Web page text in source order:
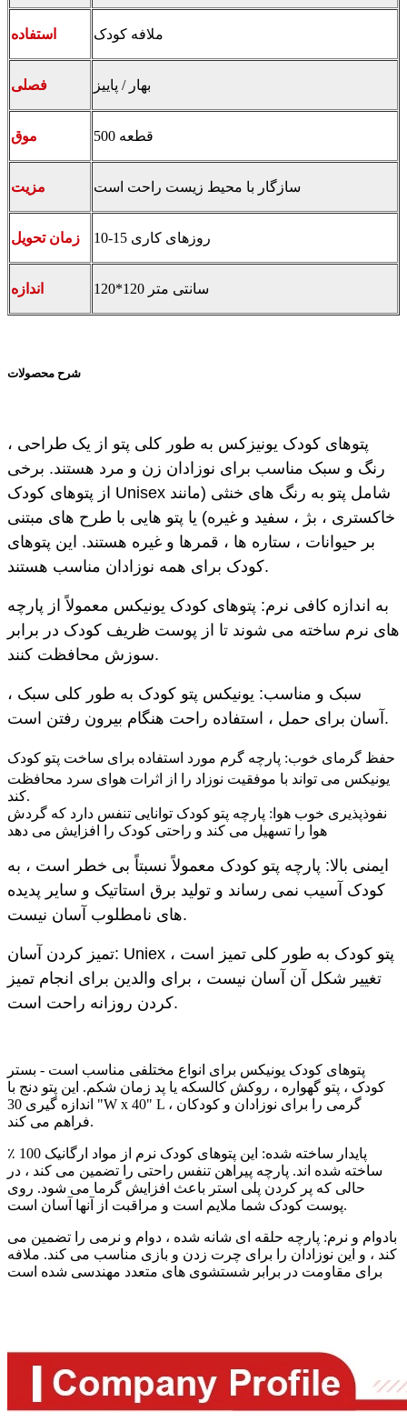
استفاده ملافه کودک
فصلی بهار / پاییز
موق 500 قطعه
مزیت سازگار با محیط زیست راحت است
زمان تحویل 10-15 روزهای کاری
اندازه 120*120 سانتی متر
شرح محصولات
پتوهای کودک یونیزکس به طور کلی پتو از یک طراحی ،
رنگ و سبک مناسب برای نوزادان زن و مرد هستند. برخی
از پتوهای کودک Unisex شامل پتو به رنگ های خنثی (مانند
خاکستری ، بژ ، سفید و غیره) یا پتو هایی با طرح های مبتنی
بر حیوانات ، ستاره ها ، قمرها و غیره هستند. این پتوهای
کودک برای همه نوزادان مناسب هستند.
به اندازه کافی نرم: پتوهای کودک یونیکس معمولاً از پارچه
های نرم ساخته می شوند تا از پوست ظریف کودک در برابر
سوزش محافظت کنند.
سبک و مناسب: یونیکس پتو کودک به طور کلی سبک ،
آسان برای حمل ، استفاده راحت هنگام بیرون رفتن است.
حفظ گرمای خوب: پارچه گرم مورد استفاده برای ساخت پتو کودک
یونیکس می تواند با موفقیت نوزاد را از اثرات هوای سرد محافظت
کند.
نفوذپذیری خوب هوا: پارچه پتو کودک توانایی تنفس دارد که گردش
هوا را تسهیل می کند و راحتی کودک را افزایش می دهد
ایمنی بالا: پارچه پتو کودک معمولاً نسبتاً بی خطر است ، به
کودک آسیب نمی رساند و تولید برق استاتیک و سایر پدیده
های نامطلوب آسان نیست.
تمیز کردن آسان: Uniex پتو کودک به طور کلی تمیز است ،
تغییر شکل آن آسان نیست ، برای والدین برای انجام تمیز
کردن روزانه راحت است.
پتوهای کودک یونیکس برای انواع مختلفی مناسب است - بستر
کودک ، پتو گهواره ، روکش کالسکه یا پد زمان شکم. این پتو دنج با
اندازه گیری 30 "W x 40" L ، گرمی را برای نوزادان و کودکان
فراهم می کند.
پایدار ساخته شده: این پتوهای کودک نرم از مواد ارگانیک 100 ٪
ساخته شده اند. پارچه پیراهن تنفس راحتی را تضمین می کند ، در
حالی که پر کردن پلی استر باعث افزایش گرما می شود. روی
پوست کودک شما ملایم است و مراقبت از آنها آسان است.
بادوام و نرم: پارچه حلقه ای شانه شده ، دوام و نرمی را تضمین می
کند ، و این نوزادان را برای چرت زدن و بازی مناسب می کند. ملافه
برای مقاومت در برابر شستشوی های متعدد مهندسی شده است